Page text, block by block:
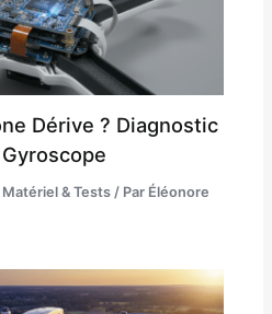
Dérive ? Diagnostic
Matériel & Tests / Par Éléonore